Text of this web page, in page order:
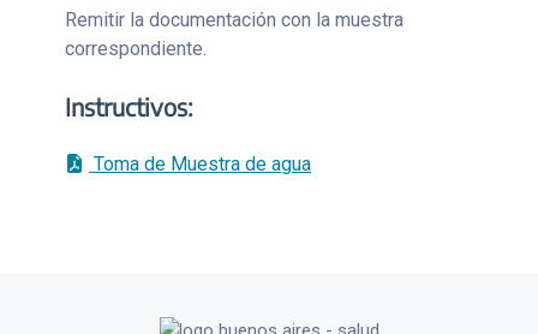
Remitir la documentación con la muestra
correspondiente.
Instructivos:
Toma de Muestra de agua